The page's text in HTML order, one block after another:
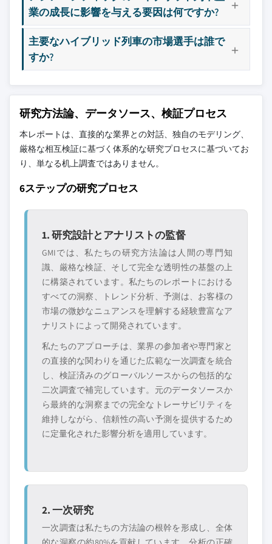
業の成長に影響を与える要因は何ですか?
主要なハイブリッド列車の市場選手は誰で
すか?
研究方法論、データソース、検証プロセス
本レポートは、直接的な業界との対話、独自のモデリング、
厳格な相互検証に基づく体系的な研究プロセスに基づいてお
り、単なる机上調査ではありません。
6ステップの研究プロセス
1. 研究設計とアナリストの監督
GMIでは、私たちの研究方法論は人間の専門知
識、厳格な検証、そして完全な透明性の基盤の上
に構築されています。私たちのレポートにおける
すべての洞察、トレンド分析、予測は、お客様の
市場の微妙なニュアンスを理解する経験豊富なア
ナリストによって開発されています。
私たちのアプローチは、業界の参加者や専門家と
の直接的な関わりを通じた広範な一次調査を統合
し、検証済みのグローバルソースからの包括的な
二次調査で補完しています。元のデータソースか
ら最終的な洞察までの完全なトレーサビリティを
維持しながら、信頼性の高い予測を提供するため
に定量化された影響分析を適用しています。
2. 一次研究
一次調査は私たちの方法論の根幹を形成し、全体